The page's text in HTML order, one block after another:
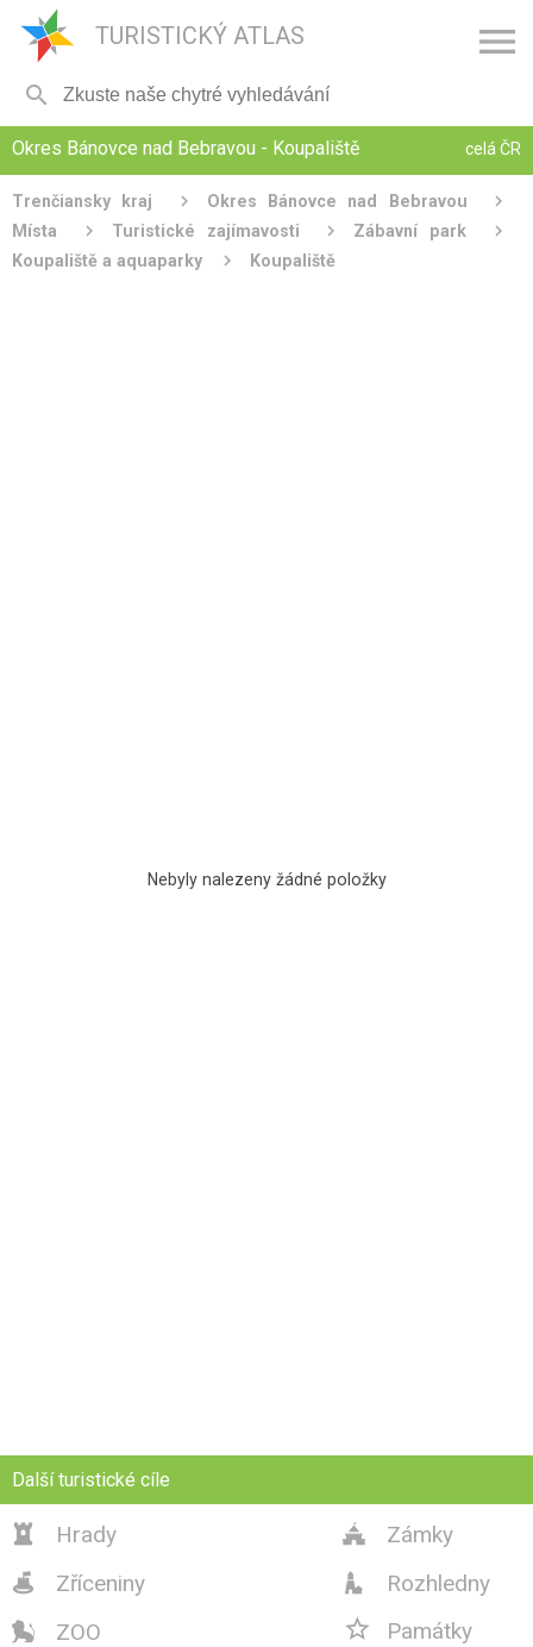
TURISTICKÝ ATLAS 

Okres Bánovce nad Bebravou - Koupaliště celá ČR
Trenčiansky kraj
Okres Bánovce nad Bebravou
Místa
Turistické zajímavosti
Zábavní park
Koupaliště a aquaparky
Koupaliště
Nebyly nalezeny žádné položky
Další turistické cíle
 Hrady  Zámky
 Zříceniny  Rozhledny
 ZOO  Památky